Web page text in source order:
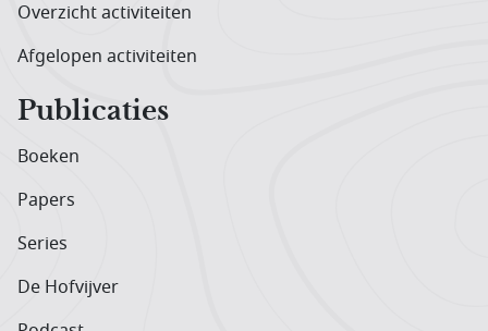
Overzicht activiteiten
Afgelopen activiteiten
Publicaties
Boeken
Papers
Series
De Hofvijver